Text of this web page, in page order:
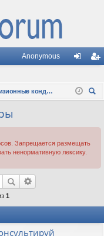
Anonymous
д ис
ац
Прецизионные кондиционеры
Запрещается размещать
ненормативную лексику.
1